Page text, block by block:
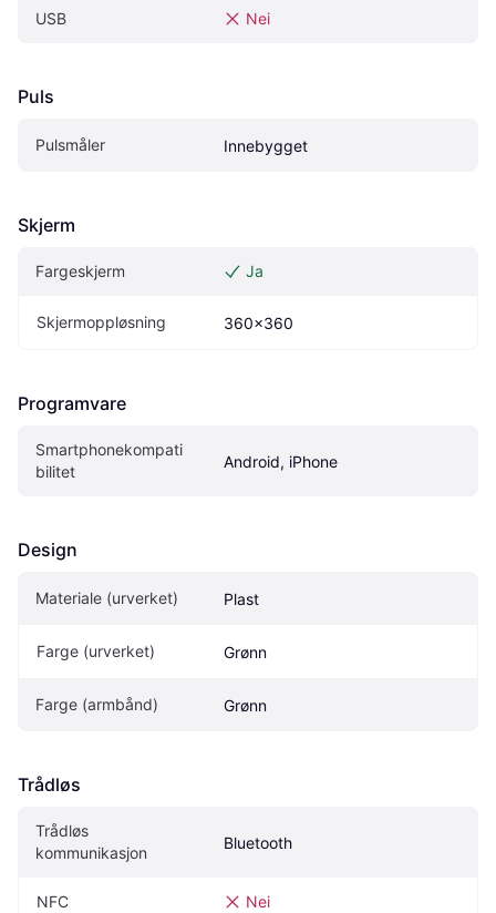
USB Nei
Puls
Pulsmåler Innebygget
Skjerm
Fargeskjerm Ja
Skjermoppløsning 360x360
Programvare
Smartphonekompati
bilitet
Android, iPhone
Design
Materiale (urverket) Plast
Farge (urverket) Grønn
Farge (armbånd) Grønn
Trådløs
Trådløs
kommunikasjon
Bluetooth
NFC Nei